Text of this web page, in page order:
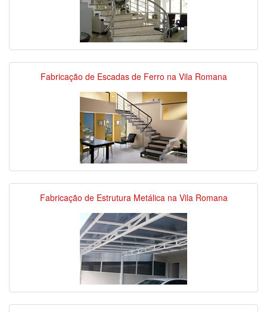
Fabricação de Escadas de Ferro na Vila Romana
Fabricação de Estrutura Metálica na Vila Romana